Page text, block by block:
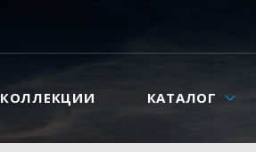
КОЛЛЕКЦИИ КАТАЛОГ